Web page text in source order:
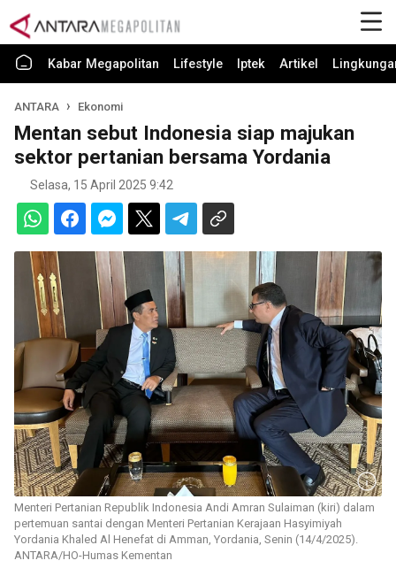
Kabar Megapolitan Lifestyle Iptek Artikel
ANTARA Ekonomi
Mentan sebut Indonesia siap majukan
sektor pertanian bersama Yordania
Selasa, 15 April 2025 9:42
Menteri Pertanian Republik Indonesia Andi Amran Sulaiman (kiri) dalam
pertemuan santai dengan Menteri Pertanian Kerajaan Hasyimiyah
Yordania Khaled Al Henefat di Amman, Yordania, Senin (14/4/2025).
ANTARA/HO-Humas Kementan